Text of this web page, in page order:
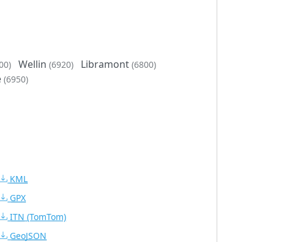
Wellin (6920) Libramont (6800)
(6950)
KML
GPX
ITN (TomTom)
GeoJSON